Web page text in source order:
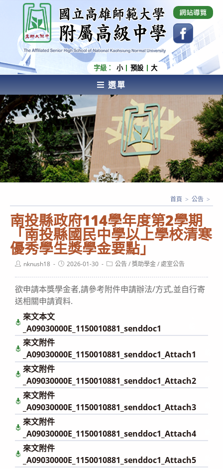
內
容
國立高雄師範大學附屬高級中學 Affiliated Senior
High School of National Kaohsiung Normal
University
字級： 小 預設 大
選單
AFFILIATED SENIOR HIGH SCHOOL OF NATIONAL
KAOHSIUNG NORMAL UNIVERSITY
南投縣政府114學年度第2學期
「南投縣國民中學以上學校清寒
優秀學生獎學金要點」
首頁 > 公告 >
Postnknush18
Post2026-01-30
Post公告/獎助學金/處室公告
欲申請本獎學金者,請參考附件申請辦法/方式,並自行寄
送相關申請資料.
來文本文
_A09030000E_1150010881_senddoc1
來文附件
_A09030000E_1150010881_senddoc1_Attach1
來文附件
_A09030000E_1150010881_senddoc1_Attach2
來文附件
_A09030000E_1150010881_senddoc1_Attach3
來文附件
_A09030000E_1150010881_senddoc1_Attach4
來文附件
_A09030000E_1150010881_senddoc1_Attach5